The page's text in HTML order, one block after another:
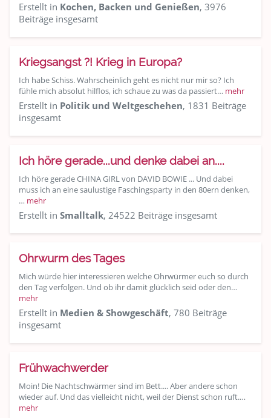
Erstellt in Kochen, Backen und Genießen, 3976
Beiträge insgesamt
Kriegsangst ?! Krieg in Europa?
Ich habe Schiss. Wahrscheinlich geht es nicht nur mir so? Ich
fühle mich absolut hilflos, ich schaue zu was da passiert… mehr
Erstellt in Politik und Weltgeschehen, 1831 Beiträge
insgesamt
Ich höre gerade...und denke dabei an....
Ich höre gerade CHINA GIRL von DAVID BOWIE ... Und dabei
muss ich an eine saulustige Faschingsparty in den 80ern denken,
… mehr
Erstellt in Smalltalk, 24522 Beiträge insgesamt
Ohrwurm des Tages
Mich würde hier interessieren welche Ohrwürmer euch so durch
den Tag verfolgen. Und ob ihr damit glücklich seid oder den…
mehr
Erstellt in Medien & Showgeschäft, 780 Beiträge
insgesamt
Frühwachwerder
Moin! Die Nachtschwärmer sind im Bett.... Aber andere schon
wieder auf. Und das vielleicht nicht, weil der Dienst schon ruft.…
mehr